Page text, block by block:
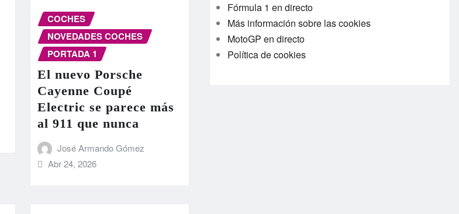
COCHES
NOVEDADES COCHES
PORTADA 1
El nuevo Porsche
Cayenne Coupé
Electric se parece más
al 911 que nunca
José Armando Gómez
Abr 24, 2026
Fórmula 1 en directo
Más información sobre las cookies
MotoGP en directo
Política de cookies